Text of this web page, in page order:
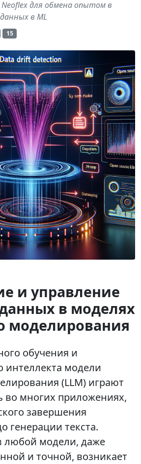
для обмена опытом в
в ML
15
и управление
в моделях
моделирования
обучения и
интеллекта модели
(LLM) играют
во многих приложениях,
завершения
генерации текста.
любой модели, даже
и точной, возникает